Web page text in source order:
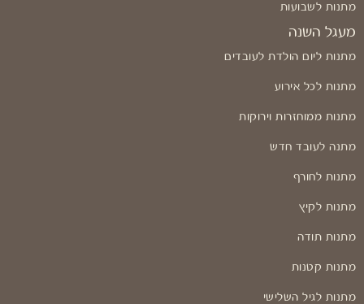
מתנות לשבועות
מעגל השנה
מתנות ליום הולדת לעובדים
מתנות לכל אירוע
מתנות ממוחזרות וירוקות
מתנה לעובד חדש
מתנות לחורף
מתנות לקיץ
מתנות תודה
מתנות קטנות
מתנות לגיל השלישי